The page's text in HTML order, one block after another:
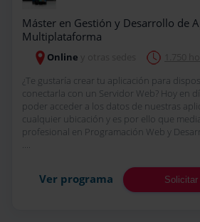
Máster en Gestión y Desarrollo de
Multiplataforma
Online
¿Te gustaría crear tu aplicación para
conectarla con un Servidor Web? Hoy en
poder acceder a los datos de nuestras
cualquier ubicación y es por ello que
profesional en Programación Web y
....
Ver programa Solicitar